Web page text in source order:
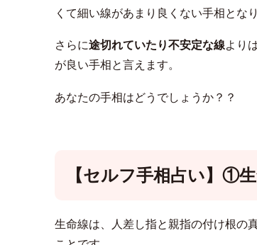
くて細い線があまり良くない手相となり
さらに途切れていたり不安定な線よりは
が良い手相と言えます。
あなたの手相はどうでしょうか？？
【セルフ手相占い】①
生命線は、人差し指と親指の付け根の